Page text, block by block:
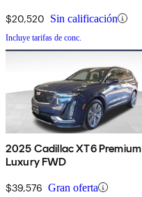
$20,520 Sin calificación
Incluye tarifas de conc.
2025 Cadillac XT6 Premium
Luxury FWD
$39,576 Gran oferta